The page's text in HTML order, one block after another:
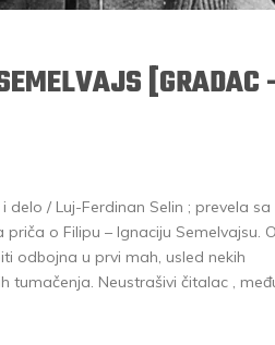
[GRADAC
delo / Luj-Ferdinan Selin ; prevela sa
o Filipu – Ignaciju Semelvajsu.
odbojna u prvi mah, usled nekih
tumačenja. Neustrašivi čitalac ,